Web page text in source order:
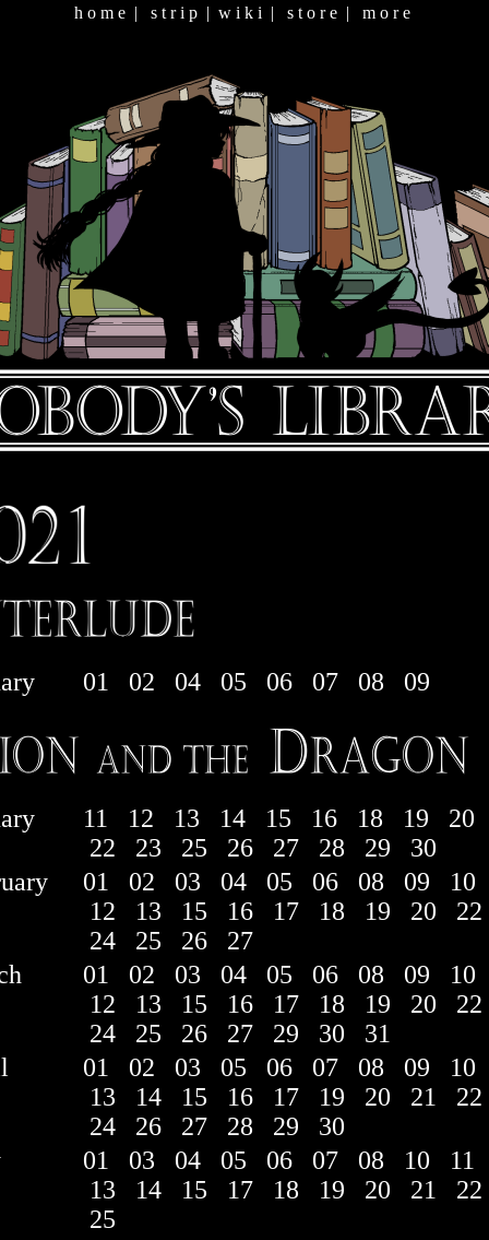
h o m e | s t r i p | w i k i | s t o r e | m o r e
01 02 04 05 06 07 08 09
11 12 13 14 15 16 18 19
20
22
23 25 26 27 28 29
30
01 02 03 04 05 06 08 09
10
12
13 15 16 17 18 19 20
22
24
25 26
27
01 02 03 04 05 06 08 09
10
12
13 15 16 17 18 19 20
22
24
25 26 27 29 30
31
01 02 03 05 06 07 08 09
10
13
14 15 16 17 19 20 21
22
24
26 27 28 29
30
01 03 04 05 06 07 08 10
11
13
14 15 17 18 19 20 21
22
25